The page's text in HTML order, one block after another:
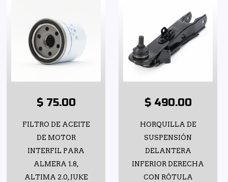
$ 75.00
FILTRO DE ACEITE
DE MOTOR
INTERFIL PARA
ALMERA 1.8,
ALTIMA 2.0, JUKE
$ 490.00
HORQUILLA DE
SUSPENSIÓN
DELANTERA
INFERIOR DERECHA
CON RÓTULA